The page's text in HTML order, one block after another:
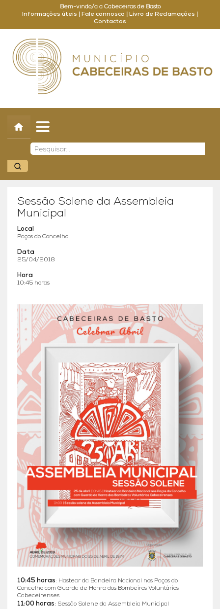
Bem-vindo/a a Cabeceiras de Basto
Informações úteis
Fale connosco Livro de Reclamações
Contactos
Concelho
Município
Turismo
Cultura
Outros
Balcão Online
Sessão Solene da Assembleia
Municipal
Local
Paços do Concelho
Data
25/04/2018
Hora
10:45 horas
10:45 horas: Hastear da Bandeira Nacional nos Paços do
Concelho com Guarda de Honra dos Bombeiros Voluntários
Cabeceirenses
11:00 horas: Sessão Solene da Assembleia Municipal